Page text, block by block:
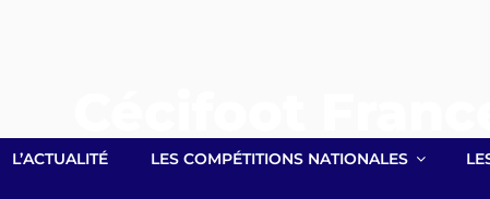
Site officiel lié à la Fédération Française
L’ACTUALITÉ LES COMPÉTITIONS NATIONALES